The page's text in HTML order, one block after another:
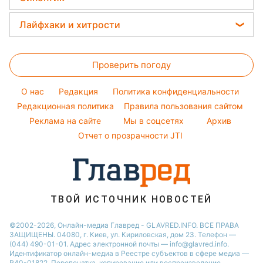
Потап
София Ротару
Новости Харькова
Новости Одессы
Новости Полтавы
Новости Черкассы
Новости Ровно
Новости Запорожья
Простые блюда
Легкие десерты
Праздничное меню
Тесты по картинке
Оптические иллюзии
Народные приметы
Все о шоу-бизнесе
Прогноз погоды
Магнитные бури
Погода на сегодня
Погода на завтра
Пылевая буря
Лайфхаки и хитрости
Уборка
Комнатные растения
Авто
Проверить погоду
O нас Редакция
Политика конфиденциальности
Редакционная политика
Правила пользования сайтом
Реклама на сайте
Мы в соцсетях
Архив
Отчет о прозрачности JTI
ТВОЙ ИСТОЧНИК НОВОСТЕЙ
©2002-2026, Онлайн-медиа Главред - GLAVRED.INFO. ВСЕ ПРАВА
ЗАЩИЩЕНЫ. 04080, г. Киев, ул. Кириловская, дом 23. Телефон —
(044) 490-01-01. Адрес электронной почты — info@glavred.info.
Идентификатор онлайн-медиа в Реестре cубъектов в сфере медиа —